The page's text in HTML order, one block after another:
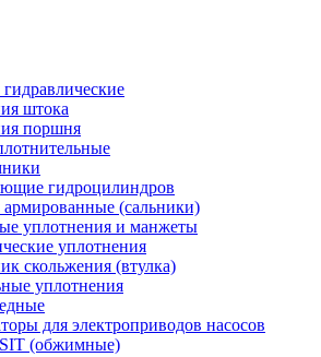
штока
поршня
гидроцилиндров
(сальники)
уплотнения и манжеты
уплотнения
скольжения (втулка)
уплотнения
для электроприводов насосов
(обжимные)